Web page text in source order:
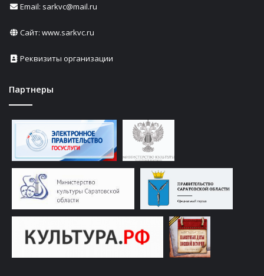
Email: sarkvc@mail.ru
Сайт: www.sarkvc.ru
Реквизиты организации
Партнеры